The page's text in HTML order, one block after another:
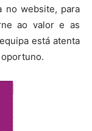
no website, para
ao valor e as
está atenta